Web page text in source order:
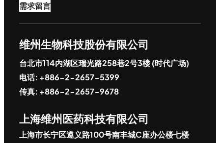
需求留言
维州生物科技股份有限公司
台北市114内湖区瑞光路258巷2号3楼 (时代广场)
电话: +886-2-2657-5399
传真: +886-2-2657-9678
上海维州医药科技有限公司
上海市长宁区遵义路100号南丰城C座办公楼七楼